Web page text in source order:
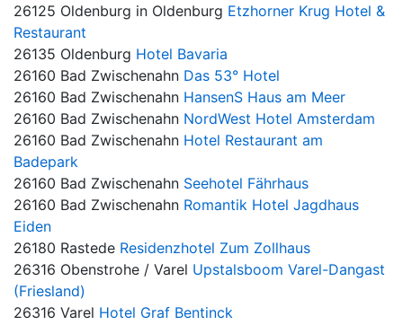
26125 Oldenburg in Oldenburg Etzhorner Krug Hotel &
Restaurant
26135 Oldenburg Hotel Bavaria
26160 Bad Zwischenahn Das 53° Hotel
26160 Bad Zwischenahn HansenS Haus am Meer
26160 Bad Zwischenahn NordWest Hotel Amsterdam
26160 Bad Zwischenahn Hotel Restaurant am
Badepark
26160 Bad Zwischenahn Seehotel Fährhaus
26160 Bad Zwischenahn Romantik Hotel Jagdhaus
Eiden
26180 Rastede Residenzhotel Zum Zollhaus
26316 Obenstrohe / Varel Upstalsboom Varel-Dangast
(Friesland)
26316 Varel Hotel Graf Bentinck